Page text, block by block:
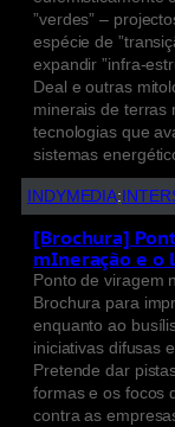
”verdes” –
espécie de
expandir ”infra-
Deal e outras
minerais de terras
tecnologias que
sistemas
INDYMEDIA:
[Brochura]
mIneração e o
Ponto de viragem
Brochura para
enquanto ao
iniciativas difusas
Pretende dar
formas e os focos
contra as